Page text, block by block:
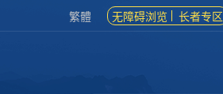
繁體 无障碍浏览 长者专区